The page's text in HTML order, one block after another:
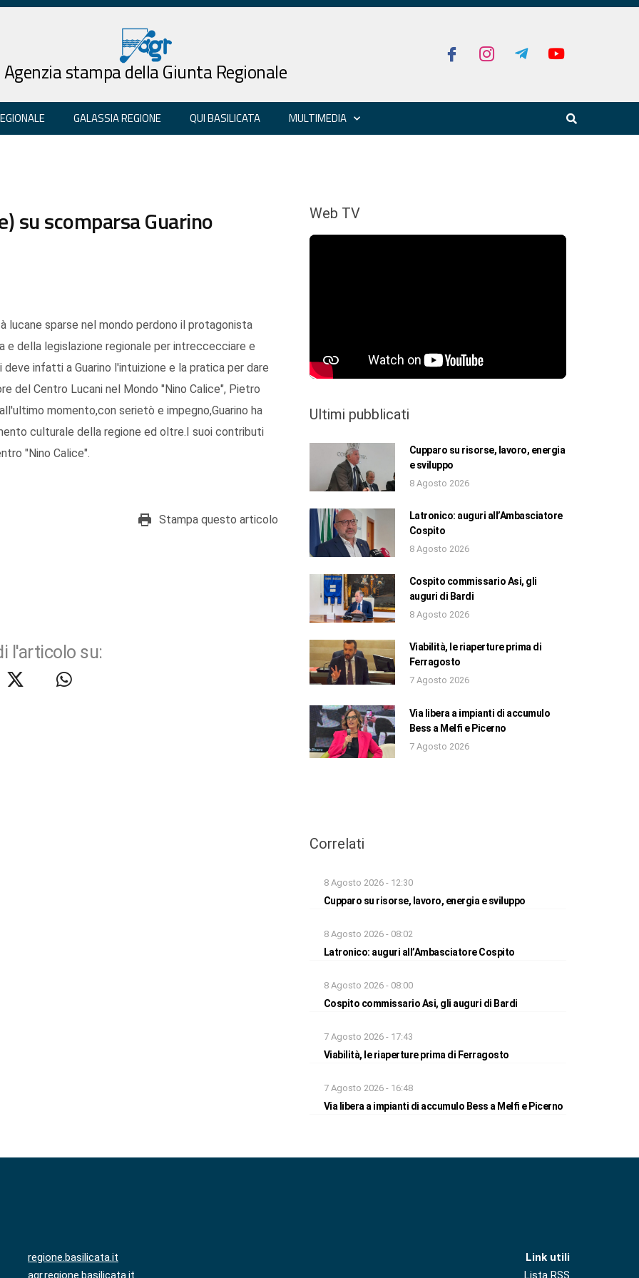
Agenzia stampa della Giunta Regionale
GALASSIA REGIONE QUI BASILICATA MULTIMEDIA
su scomparsa Guarino
lucane sparse nel mondo perdono il protagonista
della legislazione regionale per intreccecciare e
infatti a Guarino l'intuizione e la pratica per dare
del Centro Lucani nel Mondo "Nino Calice", Pietro
momento,con serietò e impegno,Guarino ha
culturale della regione ed oltre.I suoi contributi
"Nino Calice".
Stampa questo articolo
l'articolo su:
Web TV
Ultimi pubblicati
Cupparo su risorse, lavoro, energia
e sviluppo
8 Agosto 2026
Latronico: auguri all’Ambasciatore
Cospito
8 Agosto 2026
Cospito commissario Asi, gli
auguri di Bardi
8 Agosto 2026
Viabilità, le riaperture prima di
Ferragosto
7 Agosto 2026
Via libera a impianti di accumulo
Bess a Melfi e Picerno
7 Agosto 2026
Correlati
8 Agosto 2026 - 12:30
Cupparo su risorse, lavoro, energia e sviluppo
8 Agosto 2026 - 08:02
Latronico: auguri all’Ambasciatore Cospito
8 Agosto 2026 - 08:00
Cospito commissario Asi, gli auguri di Bardi
7 Agosto 2026 - 17:43
Viabilità, le riaperture prima di Ferragosto
7 Agosto 2026 - 16:48
Via libera a impianti di accumulo Bess a Melfi e Picerno
regione.basilicata.it
agr.regione.basilicata.it
Link utili
Lista RSS